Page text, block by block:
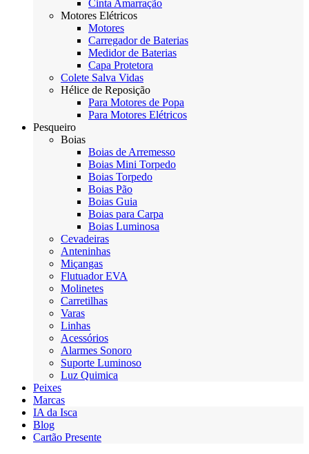
Cinta Amarração
Motores Elétricos
Motores
Carregador de Baterias
Medidor de Baterias
Capa Protetora
Colete Salva Vidas
Hélice de Reposição
Para Motores de Popa
Para Motores Elétricos
Pesqueiro
Boias
Boias de Arremesso
Boias Mini Torpedo
Boias Torpedo
Boias Pão
Boias Guia
Boias para Carpa
Boias Luminosa
Cevadeiras
Anteninhas
Miçangas
Flutuador EVA
Molinetes
Carretilhas
Varas
Linhas
Acessórios
Alarmes Sonoro
Suporte Luminoso
Luz Quimica
Peixes
Marcas
IA da Isca
Blog
Cartão Presente